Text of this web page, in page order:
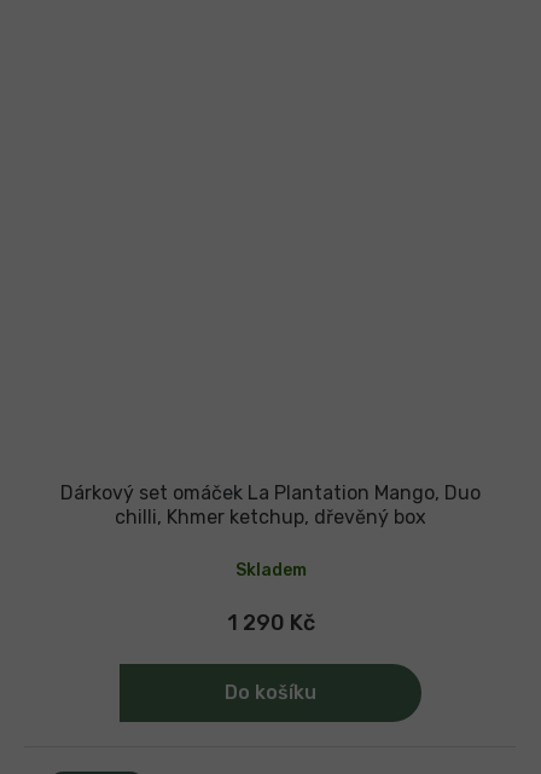
Dárkový set omáček La Plantation Mango, Duo
chilli, Khmer ketchup, dřevěný box
Skladem
1 290 Kč
Do košíku